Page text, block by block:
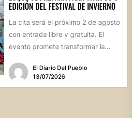
EDICIÓN DEL FESTIVAL DE INVIERNO
La cita será el próximo 2 de agosto
con entrada libre y gratuita. El
evento promete transformar la
El Diario Del Pueblo
13/07/2026